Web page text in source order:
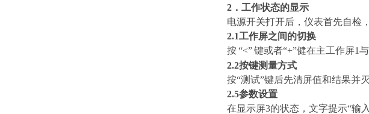
2．工作状态的显示
电源开关打开后，仪表首先自检
2.1工作屏之间的切换
按“<”键或者“+”健在主工作屏1
2.2按键测量方式
按“测试”键后先清屏值和结果并
2.5参数设置
在显示屏3的状态，文字提示“输